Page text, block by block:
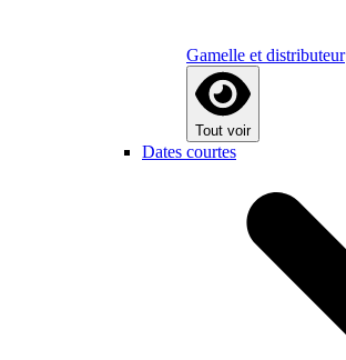
Gamelle et distributeur
Tout voir
Dates courtes